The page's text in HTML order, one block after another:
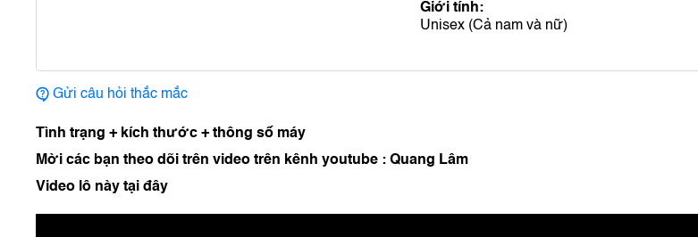
Giới tính:
Unisex (Cả nam và nữ)
Gửi câu hỏi thắc mắc
Tình trạng + kích thước + thông số máy
Mời các bạn theo dõi trên video trên kênh youtube : Quang Lâm
Video lô này tại đây